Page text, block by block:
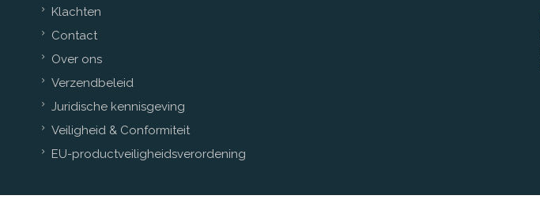
Klachten
Contact
Over ons
Verzendbeleid
Juridische kennisgeving
Veiligheid & Conformiteit
EU-productveiligheidsverordening